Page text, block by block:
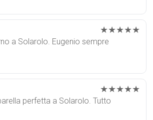
★★★★★
a Solarolo. Eugenio sempre
★★★★★
perfetta a Solarolo. Tutto